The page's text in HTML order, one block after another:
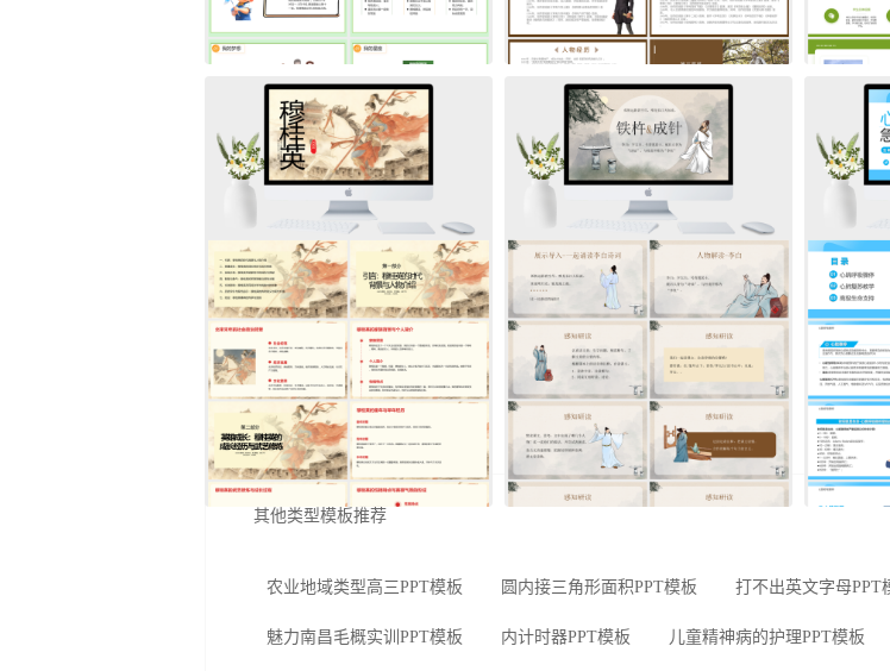
其他类型模板推荐
农业地域类型高三PPT模板 圆内接三角形面积PPT模板 打不出英文字母PPT
魅力南昌毛概实训PPT模板 内计时器PPT模板 儿童精神病的护理PPT模板